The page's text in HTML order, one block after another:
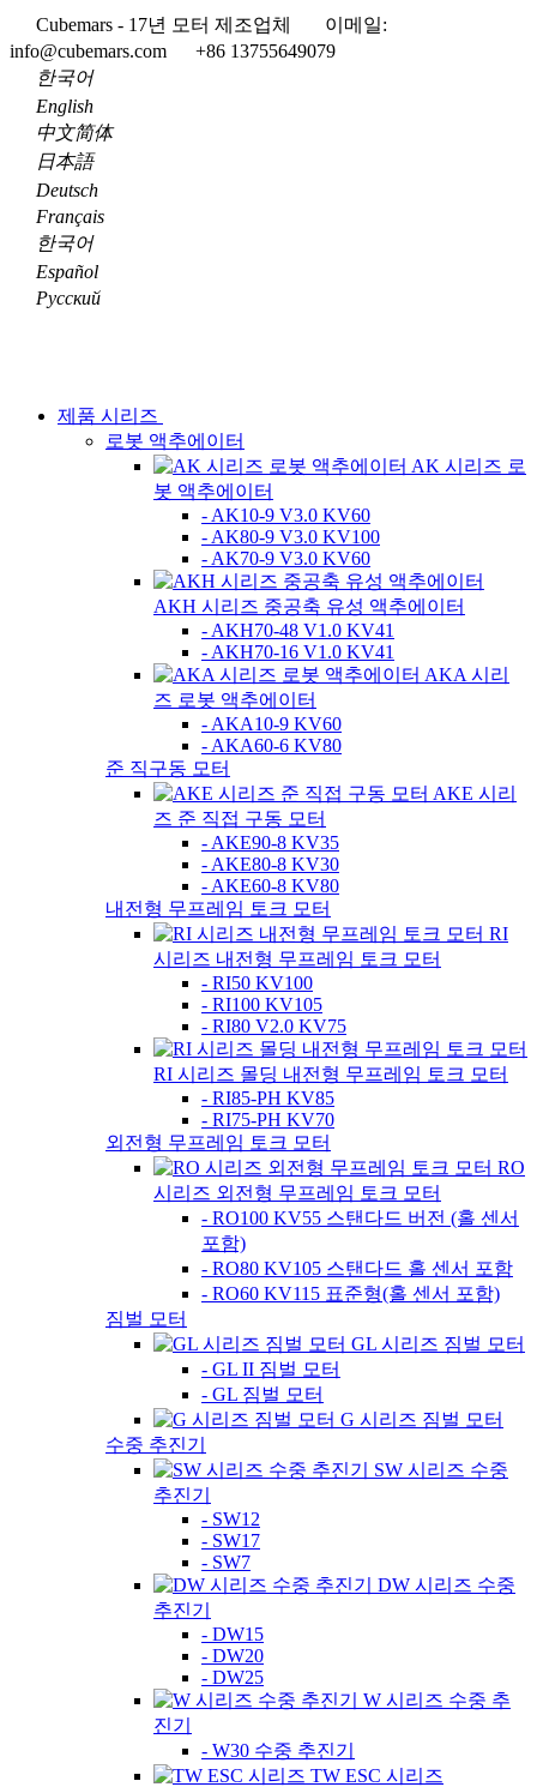
Cubemars - 17년 모터 제조업체
이메일:
info@cubemars.com
+86 13755649079
한국어
English
中文简体
日本語
Deutsch
Français
한국어
Español
Pусский
제품 시리즈
로봇 액추에이터
AK 시리즈 로
봇 액추에이터
- AK10-9 V3.0 KV60
- AK80-9 V3.0 KV100
- AK70-9 V3.0 KV60
AKH 시리즈 중공축 유성 액추에이터
- AKH70-48 V1.0 KV41
- AKH70-16 V1.0 KV41
AKA 시리
즈 로봇 액추에이터
- AKA10-9 KV60
- AKA60-6 KV80
준 직구동 모터
AKE 시리
즈 준 직접 구동 모터
- AKE90-8 KV35
- AKE80-8 KV30
- AKE60-8 KV80
내전형 무프레임 토크 모터
RI
시리즈 내전형 무프레임 토크 모터
- RI50 KV100
- RI100 KV105
- RI80 V2.0 KV75
RI 시리즈 몰딩 내전형 무프레임 토크 모터
- RI85-PH KV85
- RI75-PH KV70
외전형 무프레임 토크 모터
RO
시리즈 외전형 무프레임 토크 모터
- RO100 KV55 스탠다드 버전 (홀 센서
포함)
- RO80 KV105 스탠다드 홀 센서 포함
- RO60 KV115 표준형(홀 센서 포함)
짐벌 모터
GL 시리즈 짐벌 모터
- GL II 짐벌 모터
- GL 짐벌 모터
G 시리즈 짐벌 모터
수중 추진기
SW 시리즈 수중
추진기
- SW12
- SW17
- SW7
DW 시리즈 수중
추진기
- DW15
- DW20
- DW25
W 시리즈 수중 추
진기
- W30 수중 추진기
TW ESC 시리즈